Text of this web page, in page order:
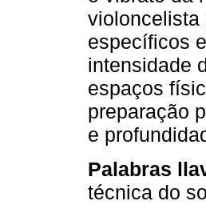
violoncelista
específicos
intensidade
espaços
preparação
e
Palabras
técnica do